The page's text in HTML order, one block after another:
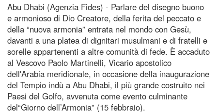
Abu Dhabi (Agenzia Fides) - Parlare del disegno buono
e armonioso di Dio Creatore, della ferita del peccato e
della “nuova armonia” entrata nel mondo con Gesù,
davanti a una platea di dignitari musulmani e di fratelli e
sorelle appartenenti a altre comunità di fede. È accaduto
al Vescovo Paolo Martinelli, Vicario apostolico
dell'Arabia meridionale, in occasione della inaugurazione
del Tempio indù a Abu Dhabi, il più grande costruito nei
Paesi del Golfo, avvenuta come evento culminante
del“Giorno dell’Armonia” (15 febbraio).